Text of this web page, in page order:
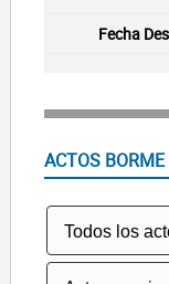
ACTOS